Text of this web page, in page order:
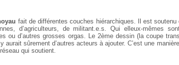
fait de différentes couches hiérarchiques. Il est soutenu
d’agriculteurs, de militant.e.s. Qui elleux-mêmes
ou d’autres grosses orgas. Le 2ème dessin (la coupe
aurait sûrement d’autres acteurs à ajouter. C’est une
qui soutient.